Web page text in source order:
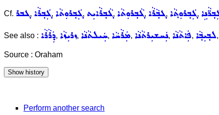
Cf. ܓܒܪ, ܓܲܒ݂ܪܵܐ, ܓܲܒ݂ܪܘܼܬܵܐ, ܓܵܒ݂ܪܵܐܝܼܬ, ܓܵܒ݂ܪܘܼܬܵܐ, ܓܒ݂ܵܪܵܐ, ܓܲܒ݂ܪܘܼܬ݂ܵܐ,
See also : ܕܲܪܵܪܵܐ, ܙܪܝܼܙܵܐ, ܚܲܝܠܬܵܢܵܐ, ܡܲܪܵܚܵܐ, ܢܲܚܫܝܼܪܬܵܢܵܐ, ܦܲܐܬܵܢܵܐ, ܠܒ݂ܝܼܒ݂ܵܐ
Source : Oraham
Perform another search